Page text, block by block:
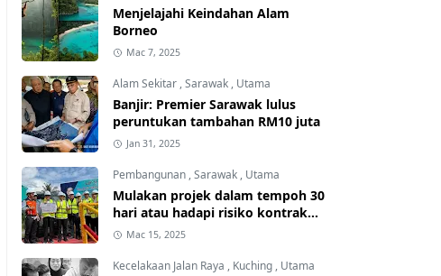
Menjelajahi Keindahan Alam
Borneo
Mac 7, 2025
Alam Sekitar ,Sarawak , Utama
Banjir: Premier Sarawak lulus
peruntukan tambahan RM10 juta
Jan 31, 2025
Pembangunan ,Sarawak , Utama
Mulakan projek dalam tempoh 30
hari atau hadapi risiko kontrak
ditamatkan
Mac 15, 2025
Kecelakaan Jalan Raya , Kuching , Utama